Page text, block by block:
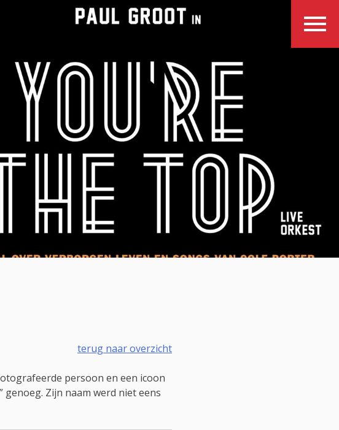
terug naar overzicht
persoon en een icoon
genoeg. Zijn naam werd niet eens